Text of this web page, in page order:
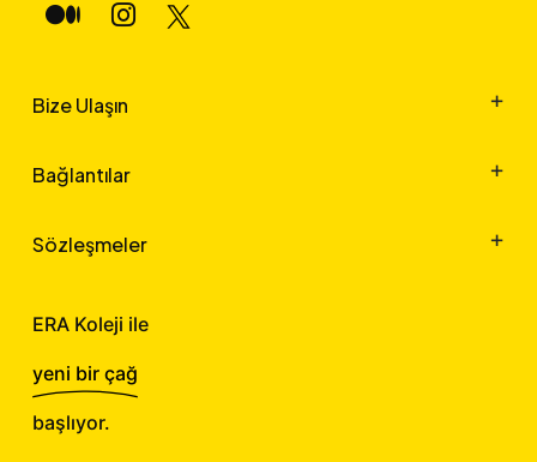
Bize Ulaşın
Bağlantılar
Sözleşmeler
ERA Koleji ile
yeni bir çağ
başlıyor.